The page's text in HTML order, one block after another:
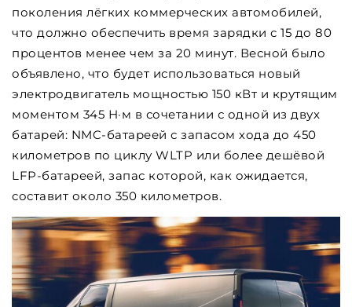
поколения лёгких коммерческих автомобилей,
что должно обеспечить время зарядки с 15 до 80
процентов менее чем за 20 минут. Весной было
объявлено, что будет использоваться новый
электродвигатель мощностью 150 кВт и крутящим
моментом 345 Н·м в сочетании с одной из двух
батарей: NMC-батареей с запасом хода до 450
километров по циклу WLTP или более дешёвой
LFP-батареей, запас которой, как ожидается,
составит около 350 километров.